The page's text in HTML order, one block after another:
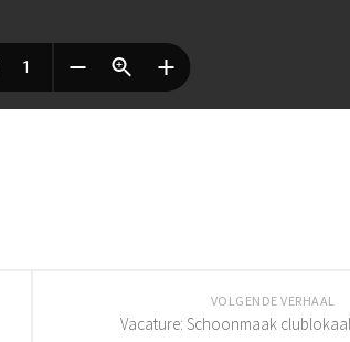
VOLGENDE VERHAAL
Vacature: Schoonmaak